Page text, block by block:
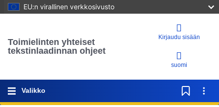
EU:n virallinen verkkosivusto
Toimielinten yhteiset
tekstinlaadinnan ohjeet
Kirjaudu sisään
suomi
Valikko